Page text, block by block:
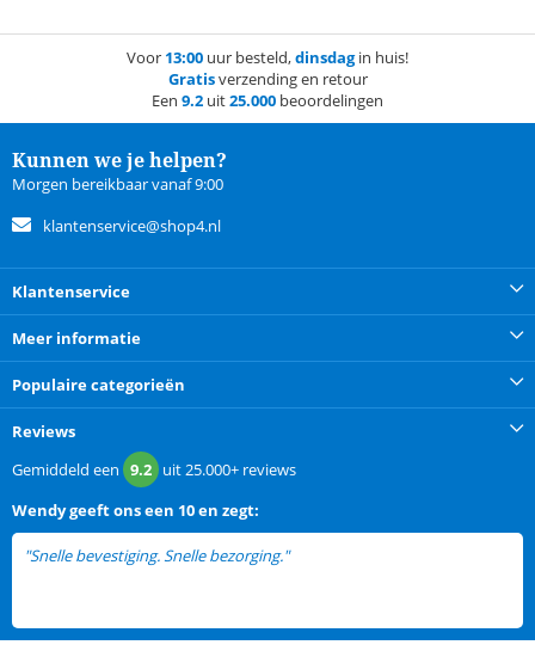
Voor 13:00 uur besteld,dinsdagin huis!
Gratisverzending en retour
Een 9.2 uit25.000 beoordelingen
Kunnen we je helpen?
Morgen bereikbaar vanaf 9:00
klantenservice@shop4.nl
Klantenservice
Meer informatie
Populaire categorieën
Reviews
Gemiddeld een 9.2 uit25.000+ reviews
Wendygeeft ons een 10 en zegt:
"Snelle bevestiging. Snelle bezorging."